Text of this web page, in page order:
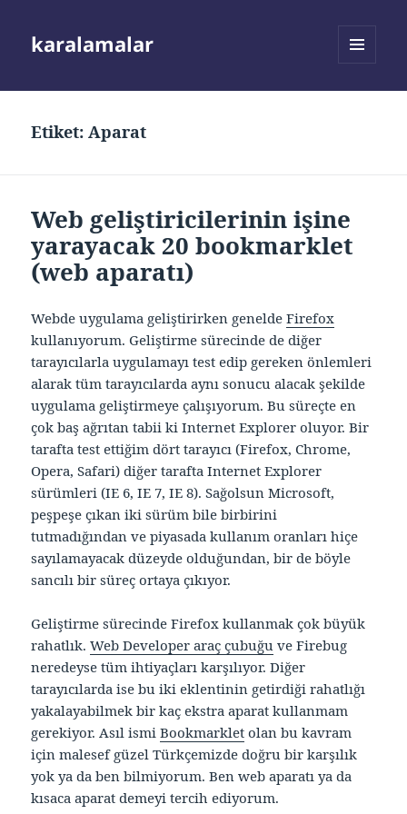
karalamalar
Etiket:Aparat
Web geliştiricilerinin işine
yarayacak 20 bookmarklet
(web aparatı)
Webde uygulama geliştirirken geneldeFirefox
kullanıyorum. Geliştirme sürecinde de diğer
tarayıcılarla uygulamayı test edip gereken önlemleri
alarak tüm tarayıcılarda aynı sonucu alacak şekilde
uygulama geliştirmeye çalışıyorum. Bu süreçte en
çok baş ağrıtan tabii ki Internet Explorer oluyor. Bir
tarafta test ettiğim dört tarayıcı (Firefox, Chrome,
Opera, Safari) diğer tarafta Internet Explorer
sürümleri (IE 6, IE 7, IE 8). Sağolsun Microsoft,
peşpeşe çıkan iki sürüm bile birbirini
tutmadığından ve piyasada kullanım oranları hiçe
sayılamayacak düzeyde olduğundan, bir de böyle
sancılı bir süreç ortaya çıkıyor.
Geliştirme sürecinde Firefox kullanmak çok büyük
rahatlık.Web Developer araç çubuğu ve Firebug
neredeyse tüm ihtiyaçları karşılıyor. Diğer
tarayıcılarda ise bu iki eklentinin getirdiği rahatlığı
yakalayabilmek bir kaç ekstra aparat kullanmam
gerekiyor. Asıl ismiBookmarklet olan bu kavram
için malesef güzel Türkçemizde doğru bir karşılık
yok ya da ben bilmiyorum. Ben web aparatı ya da
kısaca aparat demeyi tercih ediyorum.